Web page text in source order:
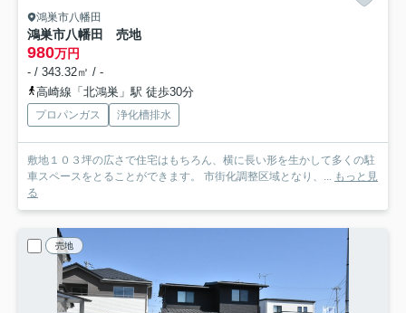
鴻巣市八幡田
鴻巣市八幡田 売地
980万円
- / 343.32㎡ / -
高崎線「北鴻巣」駅 徒歩30分
プロパンガス 浄化槽排水
敷地１０３坪の広さで住宅はもちろん、横に長い形を生かして多くの駐
車スペースをとることができます。 市街化調整区域となり、... もっと見
る
売地